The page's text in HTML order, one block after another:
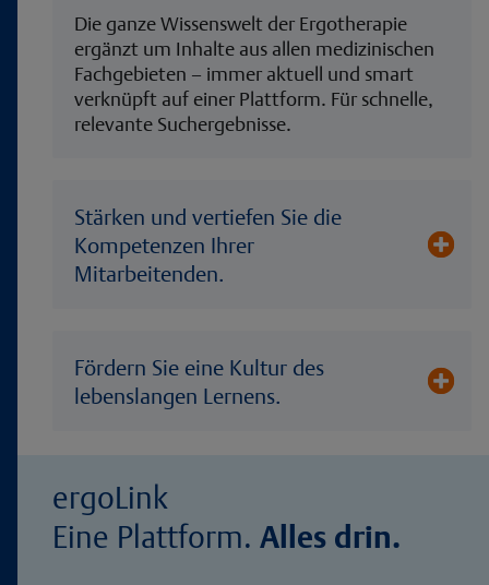
Die ganze Wissenswelt der Ergotherapie
ergänzt um Inhalte aus allen medizinischen
Fachgebieten – immer aktuell und smart
verknüpft auf einer Plattform. Für schnelle,
relevante Suchergebnisse.
Stärken und vertiefen Sie die
Kompetenzen Ihrer
Mitarbeitenden.
Fördern Sie eine Kultur des
lebenslangen Lernens.
ergoLink
Eine Plattform. Alles drin.